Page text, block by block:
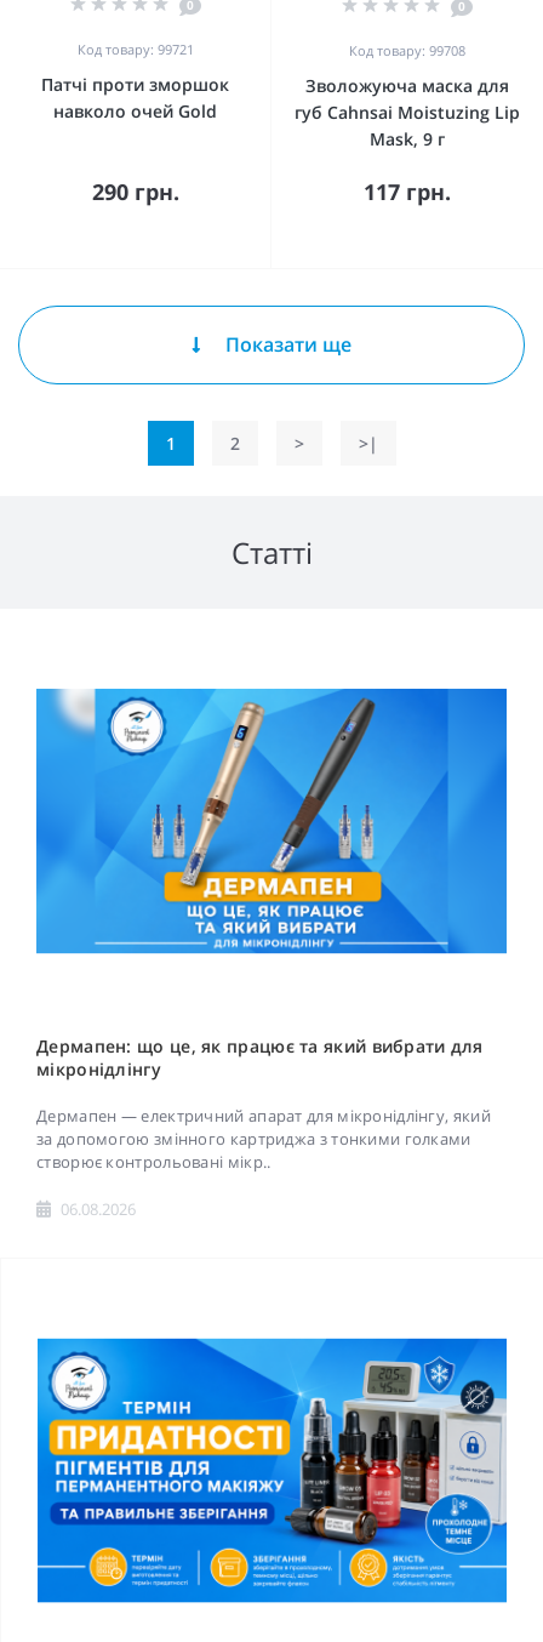
0
Код товару: 99721
Патчі проти зморшок
навколо очей Gold
290 грн.
0
Код товару: 99708
Зволожуюча маска для
губ Cahnsai Moistuzing Lip
Mask, 9 г
117 грн.
Показати ще
1 2 > >|
Статті
Дермапен: що це, як працює та який вибрати для
мікронідлінгу
Дермапен — електричний апарат для мікронідлінгу, який
за допомогою змінного картриджа з тонкими голками
створює контрольовані мікр..
06.08.2026